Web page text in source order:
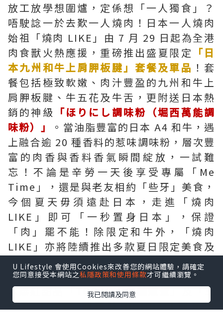
放工放學想圍爐，定係想「一人獨食」？
唔駛諗一於去歎一人燒肉！日本一人燒肉
始祖「燒肉 LIKE」由 7 月 29 日起為全港
肉食獸火熱應援，重磅推出盛夏限定 「日
本九州和牛上肩胛板腱」套餐及單品 ！套
餐包括極致軟嫩、肉汁豐盈的九州和牛上
肩胛板腱、牛五花及牛舌，更附送日本熱
銷的神級 「ほりにし調味粉（堀西萬能調
味粉）」
。當油脂豐富的日本 A4 和牛，遇
上融合逾 20 種香料的惹味調味粉，層次豐
富的肉香與香料香氣瞬間綻放，一試難
忘！不論是辛勞一天後享受專屬「Me
Time」，還是與老友相約「些牙」美食，
今個夏天毋須遠赴日本，走進「燒肉
LIKE」即可「一秒置身日本」，保證
「肉」罷不能！除限定和牛外，「燒肉
LIKE」亦將陸續推出多款夏日限定美食及
飲品，包括消暑
「烤日本產牛肉冷麵」
啖啖肉「無骨雞翼」，並預告8月登場的日
本爆紅甜品「TORAKU 焦糖燉蛋」及「三
得利 TORYS 菠蘿味HIGHBALL雞尾酒
U Lifestyle 會使用Cookies來改善您的網站體驗，請確定
您同意接受本網站之私隱政策和使用條款才可繼續瀏覽。
我已閱讀及同意